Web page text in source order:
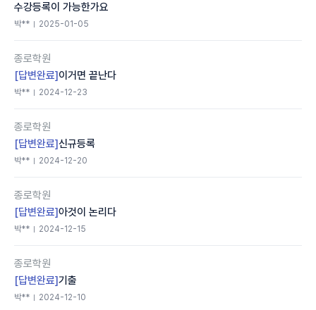
수강등록이 가능한가요
박** 2025-01-05
종로학원
[답변완료] 이거면 끝난다
박** 2024-12-23
종로학원
[답변완료]신규등록
박** 2024-12-20
종로학원
[답변완료]아것이 논리다
박** 2024-12-15
종로학원
[답변완료]기출
박** 2024-12-10